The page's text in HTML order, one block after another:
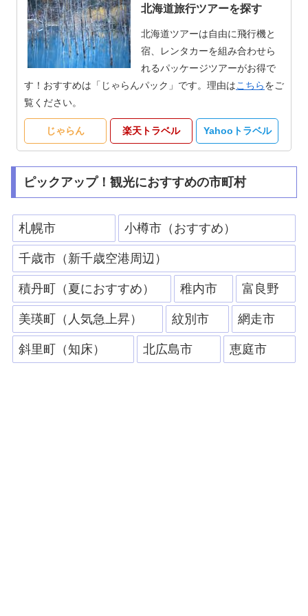
北海道旅行ツアーを探す
北海道ツアーは自由に飛行機と
宿、レンタカーを組み合わせら
れるパッケージツアーがお得で
す！おすすめは「じゃらんパック」です。理由はこちらをご
覧ください。
じゃらん 楽天トラベル Yahooトラベル
ピックアップ！観光におすすめの市町村
札幌市 小樽市（おすすめ）
千歳市（新千歳空港周辺）
積丹町（夏におすすめ） 稚内市 富良野
美瑛町（人気急上昇） 紋別市 網走市
斜里町（知床） 北広島市 恵庭市